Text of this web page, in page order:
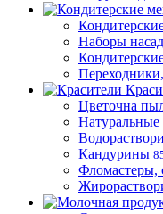
Наборы
Цветочна
Натуральные
Кандурины
Фломастеры,